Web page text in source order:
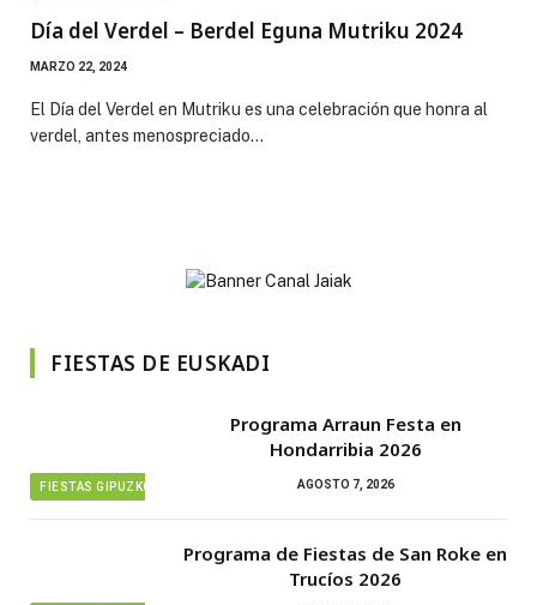
Día del Verdel – Berdel Eguna Mutriku 2024
MARZO 22, 2024
El Día del Verdel en Mutriku es una celebración que honra al
verdel, antes menospreciado…
FIESTAS DE EUSKADI
FIESTAS GIPUZKOA
Programa Arraun Festa en
Hondarribia 2026
AGOSTO 7, 2026
Programa de Fiestas de San Roke en
Trucíos 2026